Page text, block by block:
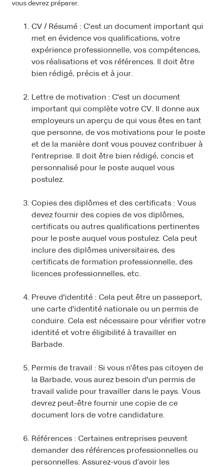
vous devrez préparer.
CV / Résumé : C'est un document important qui
met en évidence vos qualifications, votre
expérience professionnelle, vos compétences,
vos réalisations et vos références. Il doit être
bien rédigé, précis et à jour.
Lettre de motivation : C'est un document
important qui complète votre CV. Il donne aux
employeurs un aperçu de qui vous êtes en tant
que personne, de vos motivations pour le poste
et de la manière dont vous pouvez contribuer à
l'entreprise. Il doit être bien rédigé, concis et
personnalisé pour le poste auquel vous
postulez.
Copies des diplômes et des certificats : Vous
devez fournir des copies de vos diplômes,
certificats ou autres qualifications pertinentes
pour le poste auquel vous postulez. Cela peut
inclure des diplômes universitaires, des
certificats de formation professionnelle, des
licences professionnelles, etc.
Preuve d'identité : Cela peut être un passeport,
une carte d'identité nationale ou un permis de
conduire. Cela est nécessaire pour vérifier votre
identité et votre éligibilité à travailler en
Barbade.
Permis de travail : Si vous n'êtes pas citoyen de
la Barbade, vous aurez besoin d'un permis de
travail valide pour travailler dans le pays. Vous
devrez peut-être fournir une copie de ce
document lors de votre candidature.
Références : Certaines entreprises peuvent
demander des références professionnelles ou
personnelles. Assurez-vous d’avoir les